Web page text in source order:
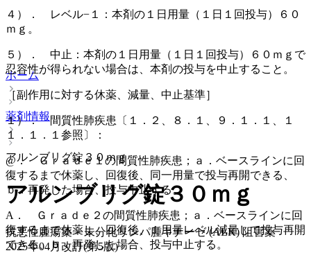
４）． レベル−１：本剤の１日用量（１日１回投与）６０
ｍｇ。
５）． 中止：本剤の１日用量（１日１回投与）６０ｍｇで
忍容性が得られない場合は、本剤の投与を中止すること。
［副作用に対する休薬、減量、中止基準］
１）． 間質性肺疾患〔１．２、８．１、９．１．１、１
１．１．１参照〕：
@． Ｇｒａｄｅ１の間質性肺疾患；ａ．ベースラインに回
復するまで休薬し、回復後、同一用量で投与再開できる、
ｂ．再発した場合、投与中止する。
A． Ｇｒａｄｅ２の間質性肺疾患；ａ．ベースラインに回
復するまで休薬し、回復後、１用量レベル減量して投与再開
できる、ｂ．再発した場合、投与中止する。
ホーム
薬剤情報
アルンブリグ錠３０ｍｇ
アルンブリグ錠３０ｍｇ
抗悪性腫瘍薬 > 未分化リンパ腫キナーゼ (ALK) 阻害薬
2025年04月改訂(第5版)